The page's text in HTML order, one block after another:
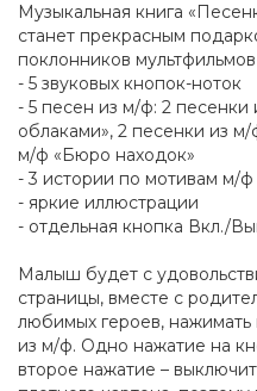
Музыкальная книга
станет прекрасным
поклонников
- 5 звуковых кнопок-ноток
- 5 песен из м/ф: 2
облаками», 2 песенки из
м/ф «Бюро находок»
- 3 истории по мотивам м/ф
- яркие иллюстрации
- отдельная кнопка Вкл./
Малыш будет с
страницы, вместе с
любимых героев,
из м/ф. Одно нажатие на
второе нажатие –